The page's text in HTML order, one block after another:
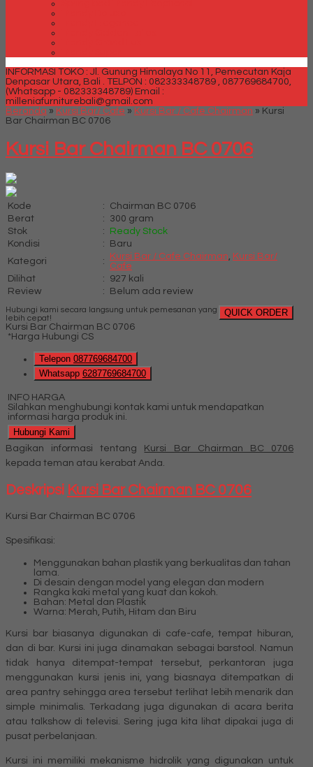
INFORMASI TOKO : Jl. Gunung Himalaya No 11, Pemecutan Kaja
Denpasar Utara, Bali . TELPON : 082333348789 , 087769684700,
(Whatsapp - 082333348789) Email :
milleniafurniturebali@gmail.com
Beranda » Kursi Bar/ Cafe » Kursi Bar / Cafe Chairman » Kursi
Bar Chairman BC 0706
Kursi Bar Chairman BC 0706
Kode :
Chairman BC 0706
Berat
:
300 gram
Stok
:
Ready Stock
Kondisi
:
Baru
Kategori
: Kursi Bar / Cafe Chairman Kursi Bar/
Cafe
Dilihat
:
927 kali
Review
: Belum ada review
QUICK ORDER
Hubungi kami secara langsung untuk pemesanan yang
lebih cepat!
Kursi Bar Chairman BC 0706
*Harga Hubungi CS
Telepon 087769684700
Whatsapp 6287769684700
INFO HARGA
Silahkan menghubungi kontak kami untuk mendapatkan
informasi harga produk ini.
Hubungi Kami
Bagikan informasi tentang Kursi Bar Chairman BC 0706
kepada teman atau kerabat Anda.
Deskripsi Kursi Bar Chairman BC 0706
Kursi Bar Chairman BC 0706
Spesifikasi:
Menggunakan bahan plastik yang berkualitas dan tahan
lama.
Di desain dengan model yang elegan dan modern
Rangka kaki metal yang kuat dan kokoh.
Bahan: Metal dan Plastik
Warna: Merah, Putih, Hitam dan Biru
Kursi bar biasanya digunakan di cafe-cafe, tempat hiburan,
dan di bar. Kursi ini juga dinamakan sebagai barstool. Namun
tidak hanya ditempat-tempat tersebut, perkantoran juga
menggunakan kursi jenis ini, yang biasnaya ditempatkan di
area pantry sehingga area tersebut terlihat lebih menarik dan
simple minimalis. Terkadang juga digunakan di acara berita
atau talkshow di televisi. Sering juga kita lihat dipakai juga di
pusat perbelanjaan.
Kursi ini memiliki mekanisme hidrolik yang digunakan untuk